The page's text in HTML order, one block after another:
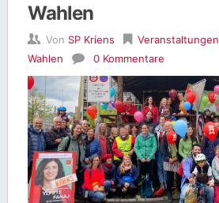
Wahlen
Von SP Kriens Veranstaltungen
Wahlen
0 Kommentare